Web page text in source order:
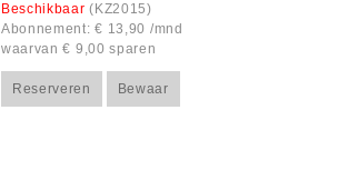
Beschikbaar(KZ2015)
Abonnement: € 13,90 /mnd
waarvan € 9,00 sparen
Reserveren Bewaar